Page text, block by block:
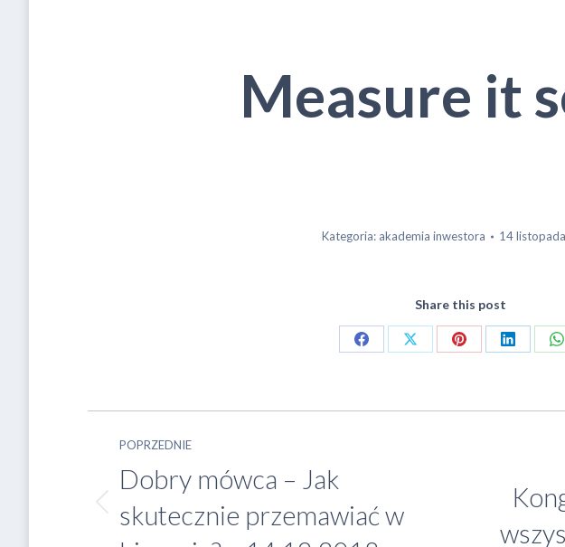
Measure it
Kategoria: akademia inwestora 14
Share this post
Share
Share
Share
Share
Nawigacja
wpisów
POPRZEDNIE
Poprzedni
wpis:
Dobry mówca – Jak
skutecznie przemawiać w
wpis: